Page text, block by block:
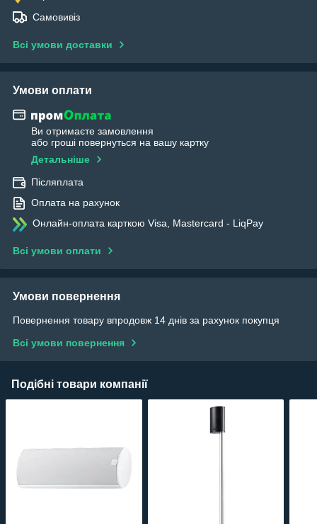
Самовивіз
Всі умови доставки
Умови оплати
Ви отримаєте замовлення
або гроші повернуться на вашу картку
Детальніше
Післяплата
Оплата на рахунок
Онлайн-оплата карткою Visa, Mastercard - LiqPay
Всі умови оплати
Умови повернення
Повернення товару впродовж 14 днів за рахунок покупця
Всі умови повернення
Подібні товари компанії